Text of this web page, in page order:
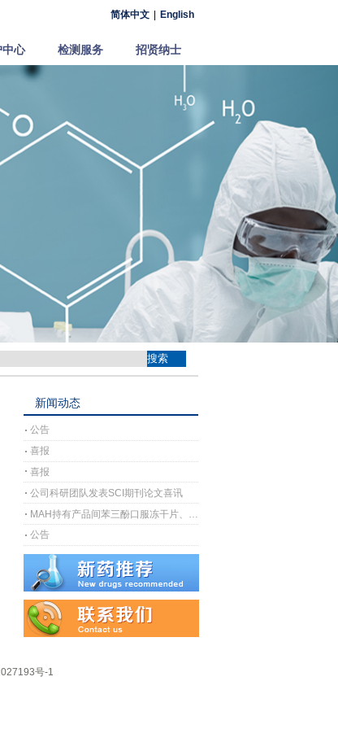
简体中文 English
中心 检测服务 招贤纳士
新闻动态
公告
喜报
喜报
公司科研团队发表SCI期刊论文喜讯
公告
号-1